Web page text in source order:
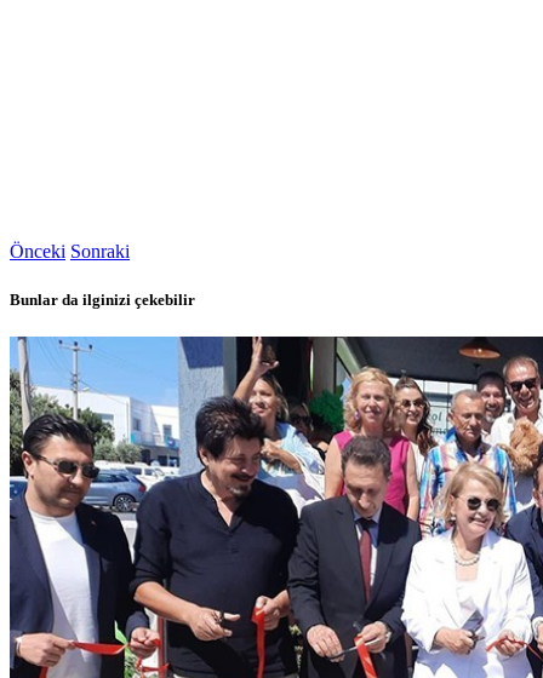
Önceki Sonraki
Bunlar da ilginizi çekebilir